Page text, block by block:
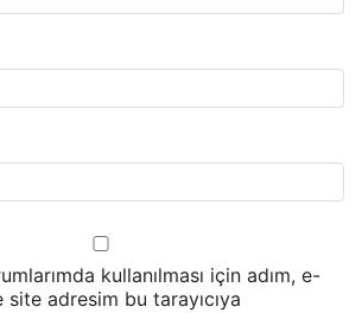
kullanılması için adım, e-
adresim bu tarayıcıya